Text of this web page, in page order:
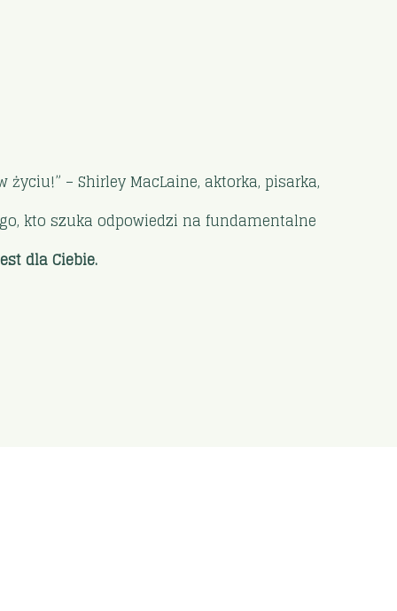
– Shirley MacLaine, aktorka, pisarka,
kto szuka odpowiedzi na fundamentalne
dla Ciebie.